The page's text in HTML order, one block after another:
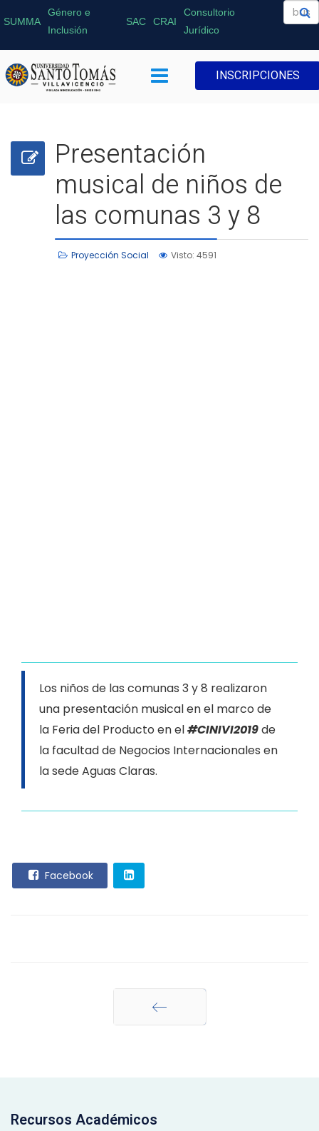
SUMMA
Género e
Inclusión
SAC CRAI
Consultorio
Jurídico
INSCRIPCIONES
Presentación
musical de niños de
las comunas 3 y 8
Proyección Social Visto: 4591
Los niños de las comunas 3 y 8 realizaron
una presentación musical en el marco de
la Feria del Producto en el#CINIVI2019de
la facultad de Negocios Internacionales en
la sede Aguas Claras.
Facebook
Recursos Académicos